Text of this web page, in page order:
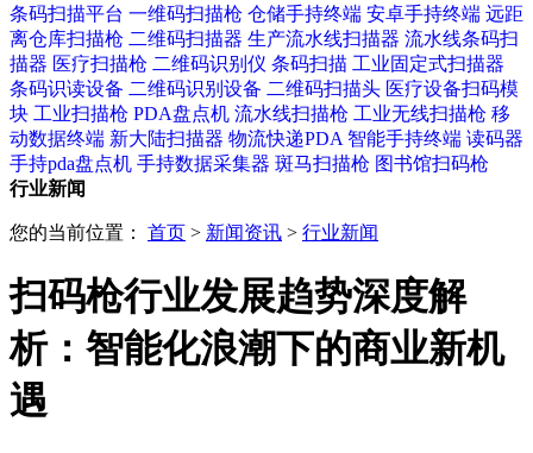
条码扫描平台 一维码扫描枪 仓储手持终端 安卓手持终端 远距
离仓库扫描枪 二维码扫描器 生产流水线扫描器 流水线条码扫
描器 医疗扫描枪 二维码识别仪 条码扫描 工业固定式扫描器
条码识读设备 二维码识别设备 二维码扫描头 医疗设备扫码模
块 工业扫描枪 PDA盘点机 流水线扫描枪 工业无线扫描枪 移
动数据终端 新大陆扫描器 物流快递PDA 智能手持终端 读码器
手持pda盘点机 手持数据采集器 斑马扫描枪 图书馆扫码枪
行业新闻
您的当前位置： 首页 > 新闻资讯 > 行业新闻
扫码枪行业发展趋势深度解
析：智能化浪潮下的商业新机
遇